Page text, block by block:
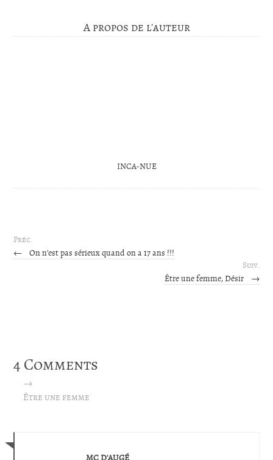
A propos de l'auteur
INCA-NUE
Préc.
← On n’est pas sérieux quand on a 17 ans !!!
Suiv.
Être une femme, Désir →
4 Comments
→
Être une femme